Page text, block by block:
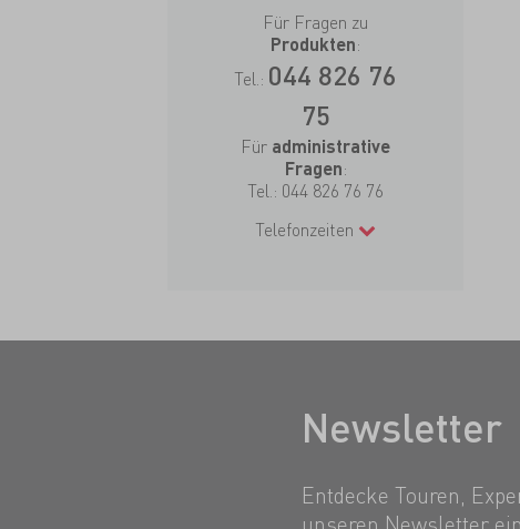
Für Fragen zu
Produkten:
Tel.: 044 826 76
75
Für administrative
Fragen:
Tel.: 044 826 76 76
Telefonzeiten
Newsletter
Entdecke Touren,